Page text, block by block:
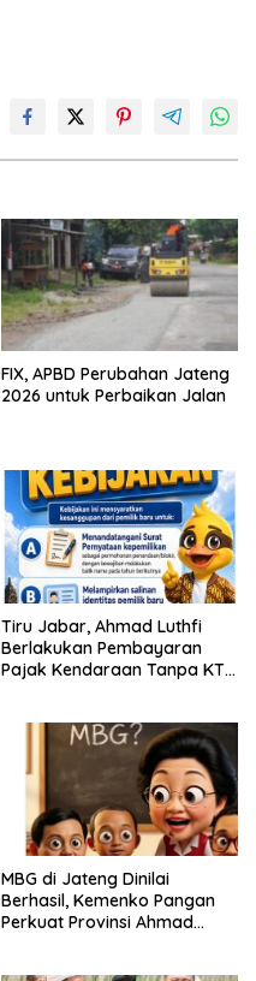
FIX, APBD Perubahan Jateng
2026 untuk Perbaikan Jalan
Tiru Jabar, Ahmad Luthfi
Berlakukan Pembayaran
Pajak Kendaraan Tanpa KTP
MBG di Jateng Dinilai
Berhasil, Kemenko Pangan
Perkuat Provinsi Ahmad